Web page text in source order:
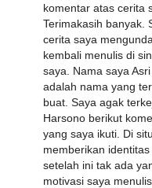
komentar atas cerita
Terimakasih banyak.
cerita saya
kembali menulis di
saya. Nama saya
adalah nama yang
buat. Saya agak
Harsono berikut
yang saya ikuti. Di
memberikan
setelah ini tak ada
motivasi saya